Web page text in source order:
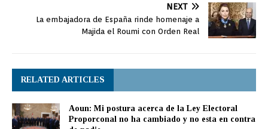
NEXT
La embajadora de España rinde homenaje a
Majida el Roumi con Orden Real
RELATED ARTICLES
Aoun: Mi postura acerca de la Ley Electoral
Proporconal no ha cambiado y no esta en contra